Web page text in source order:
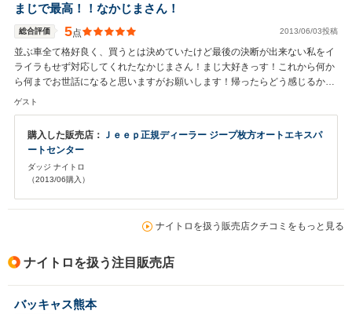
まじで最高！！なかじまさん！
総合評価 5点 2013/06/03投稿
並ぶ車全て格好良く、買うとは決めていたけど最後の決断が出来ない私をイ
ライラもせず対応してくれたなかじまさん！まじ大好きっす！これから何か
ら何までお世話になると思いますがお願いします！帰ったらどう感じるかな
って思っていましたが、後悔ゼロです！とりあえず車庫探します！w
ゲスト
購入した販売店： Ｊｅｅｐ正規ディーラー ジープ枚方オートエキスパ
ートセンター
ダッジ ナイトロ
（2013/06購入）
ナイトロを扱う販売店クチコミをもっと見る
ナイトロを扱う注目販売店
バッキャス熊本